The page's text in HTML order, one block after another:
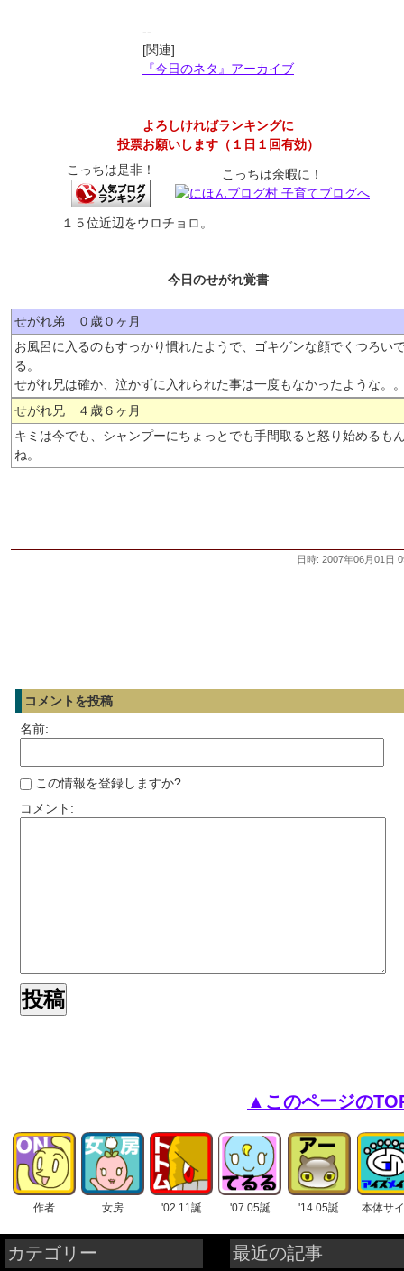
--
[関連]
『今日のネタ』アーカイブ
よろしければランキングに
投票お願いします（１日１回有効）
こっちは是非！
こっちは余暇に！
１５位近辺をウロチョロ。
今日のせがれ覚書
せがれ弟 ０歳０ヶ月
お風呂に入るのもすっかり慣れたようで、ゴキゲンな顔でくつろい
る。
せがれ兄は確か、泣かずに入れられた事は一度もなかったような。
せがれ兄 ４歳６ヶ月
キミは今でも、シャンプーにちょっとでも手間取ると怒り始めるも
ね。
日時: 2007年06月01日
コメントを投稿
名前:
この情報を登録しますか?
コメント:
▲このページの
作者 女房 '02.11誕 '07.05誕 '14.05誕 本体サ
カテゴリー
最近の記事